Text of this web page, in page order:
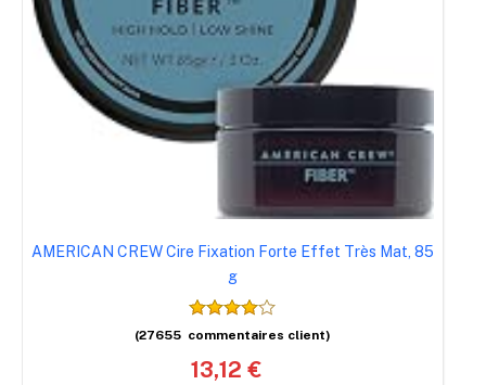
AMERICAN CREW Cire Fixation Forte Effet Très Mat, 85
g
(27655 commentaires client)
13,12 €